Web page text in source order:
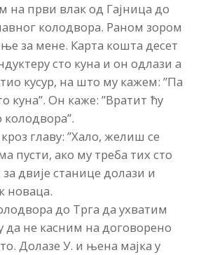
на први влак од Гајница до
колодвора. Раном зором
за мене. Карта кошта десет
сто куна и он одлази а
кусур, на што му кажем: ”Па
куна”. Он каже: ”Вратит ћу
колодвора”.
главу: ”Хало, желиш се
пусти, ако му треба тих сто
за двије станице долази и
новаца.
до Трга да ухватим
да не касним на договорено
Долазе У. и њена мајка у